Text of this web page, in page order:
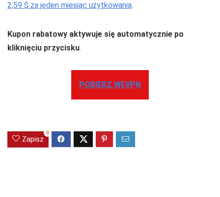
2,59 $ za jeden miesiąc użytkowania.
Kupon rabatowy aktywuje się automatycznie po
kliknięciu przycisku.
POBIERZ WEVPN
Zapisz
0